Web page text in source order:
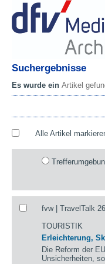
Suchergebnisse
Es wurde ein Artikel
Alle Artikel
fvw | TravelTalk
TOURISTIK
Erleichterung,
Die Reform der
Unsicherheiten,